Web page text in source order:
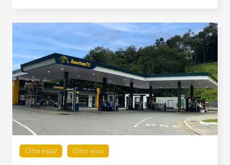
Olha essa! Olho vivo